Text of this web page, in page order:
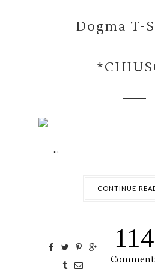
Dogma T-
...
CONTINUE
114